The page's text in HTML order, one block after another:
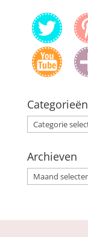
Categorieën
Categorieën
Archieven
Archieven